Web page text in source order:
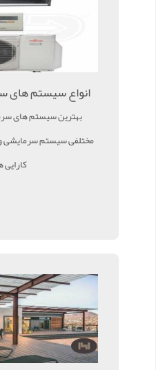
انواع سیستم های
بهترین سیستم های
مختلفی سیستم سرمایشی
کارایی